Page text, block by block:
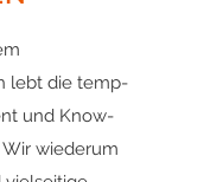
lebt die temp-
und Know-
wiederum